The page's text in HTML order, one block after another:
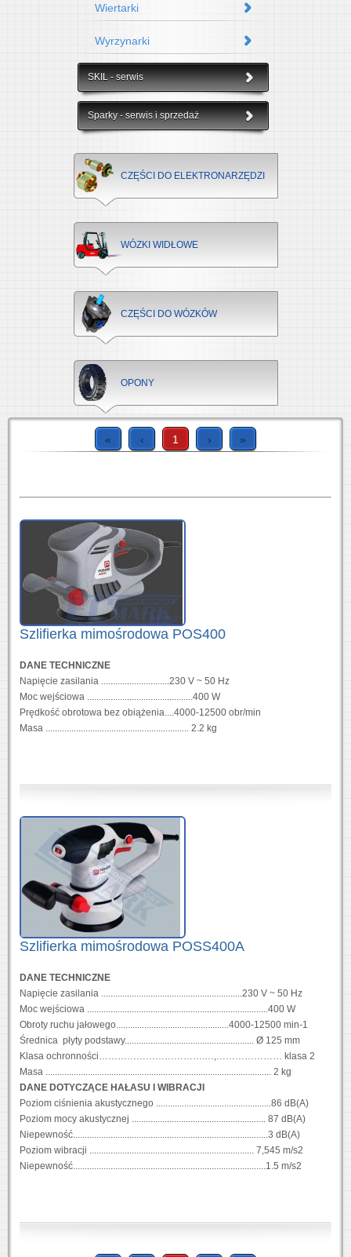
Wiertarki
Wyrzynarki
SKIL - serwis
Sparky - serwis i sprzedaż
CZĘŚCI DO ELEKTRONARZĘDZI
WÓZKI WIDŁOWE
CZĘŚCI DO WÓZKÓW
OPONY
« ‹ 1 › »
Szlifierka mimośrodowa POS400
DANE TECHNICZNE
Napięcie zasilania .............................230 V ~ 50 Hz
Moc wejściowa .............................................400 W
Prędkość obrotowa bez obiążenia....4000-12500 obr/min
Masa ............................................................. 2.2 kg
Szlifierka mimośrodowa POSS400A
DANE TECHNICZNE
Napięcie zasilania ............................................................230 V ~ 50 Hz
Moc wejściowa .............................................................................400 W
Obroty ruchu jałowego................................................4000-12500 min-1
Średnica płyty podstawy....................................................... Ø 125 mm
Klasa ochronności…………………………….…,………………… klasa 2
Masa ................................................................................................ 2 kg
DANE DOTYCZĄCE HAŁASU I WIBRACJI
Poziom ciśnienia akustycznego .................................................86 dB(A)
Poziom mocy akustycznej ......................................................... 87 dB(A)
Niepewność...................................................................................3 dB(A)
Poziom wibracji ...................................................................... 7,545 m/s2
Niepewność..................................................................................1.5 m/s2